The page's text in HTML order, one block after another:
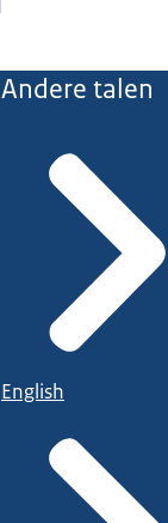
Andere talen
English